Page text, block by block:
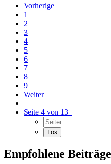
Vorherige
1
2
3
4
5
6
7
8
9
Weiter
Seite 4 von 13
Empfohlene Beiträge